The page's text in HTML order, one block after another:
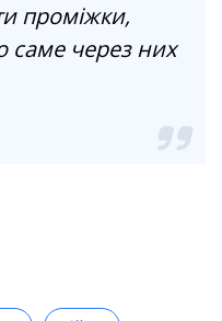
проміжки,
саме через них